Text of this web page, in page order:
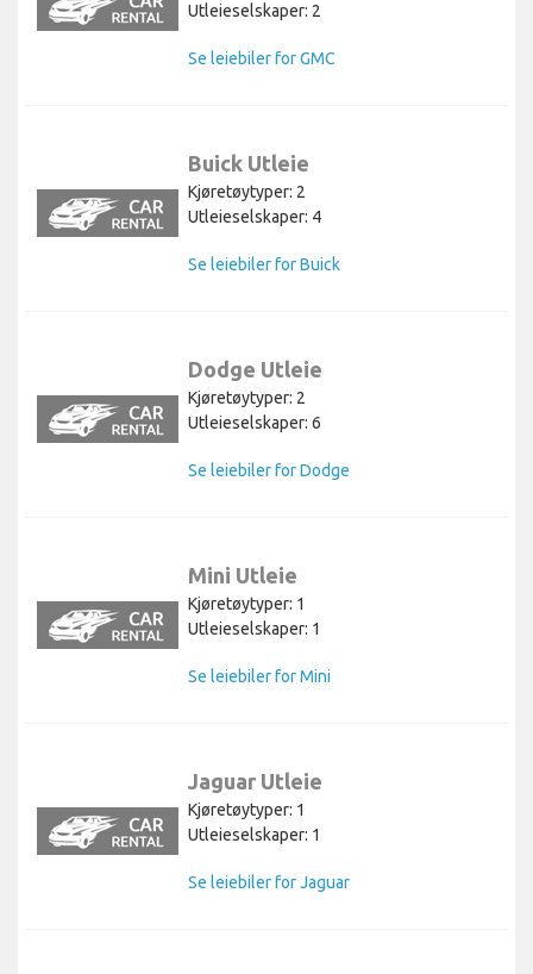
Utleieselskaper: 2
Se leiebiler for GMC
Buick Utleie
Kjøretøytyper: 2
Utleieselskaper: 4
Se leiebiler for Buick
Dodge Utleie
Kjøretøytyper: 2
Utleieselskaper: 6
Se leiebiler for Dodge
Mini Utleie
Kjøretøytyper: 1
Utleieselskaper: 1
Se leiebiler for Mini
Jaguar Utleie
Kjøretøytyper: 1
Utleieselskaper: 1
Se leiebiler for Jaguar